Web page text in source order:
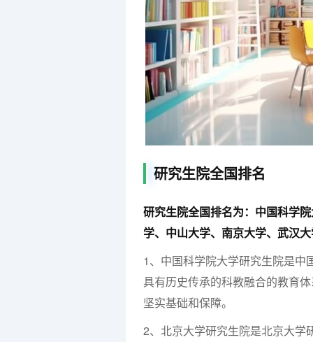
研究生院全国排名
研究生院全国排名为：中国科学
学、中山大学、南京大学、武汉
1、中国科学院大学研究生院是中
具有历史传承的科教融合的教育
坚实基础和保障。
2、北京大学研究生院是北京大学